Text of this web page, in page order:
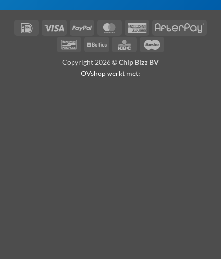
IDeal Visa PayPal MasterCardAmerican
Express
BancontactBelfius KBC
Copyright 2026 ©Chip Bizz BV
OVshop werkt met: